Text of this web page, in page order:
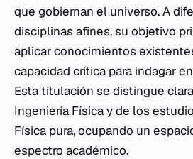
que gobiernan el universo. A
disciplinas afines, su objetivo
aplicar conocimientos
capacidad crítica para indagar
Esta titulación se distingue
Ingeniería Física y de los
Física pura, ocupando un
espectro académico.